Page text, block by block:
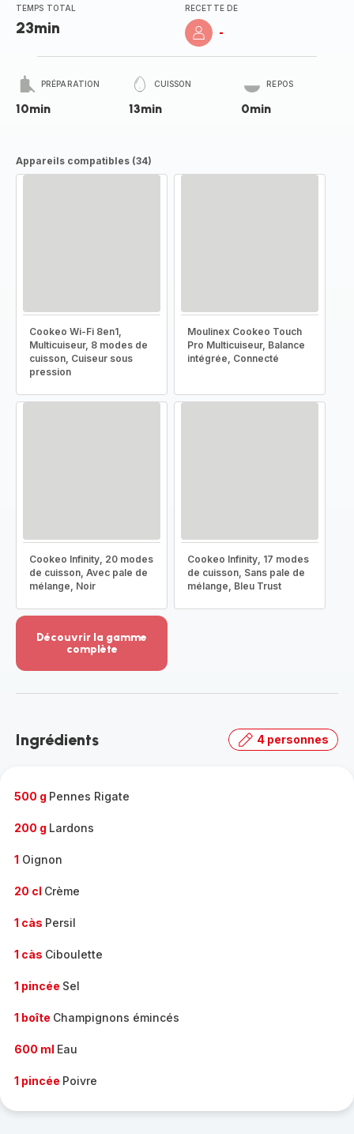
TEMPS TOTAL
23min
RECETTE DE
-
PRÉPARATION
10min
CUISSON
13min
REPOS
0min
Appareils compatibles (34)
Cookeo Wi-Fi 8en1,
Multicuiseur, 8 modes de
cuisson, Cuiseur sous
pression
Moulinex Cookeo Touch
Pro Multicuiseur, Balance
intégrée, Connecté
Cookeo Infinity, 20 modes
de cuisson, Avec pale de
mélange, Noir
Cookeo Infinity, 17 modes
de cuisson, Sans pale de
mélange, Bleu Trust
Découvrir la gamme
complète
-
gamme
Ingrédients 4 personnes
500 g Pennes Rigate
200 g Lardons
1 Oignon
20 cl Crème
1 càs Persil
1 càs Ciboulette
1 pincée Sel
1 boîte Champignons émincés
600 ml Eau
1 pincée Poivre